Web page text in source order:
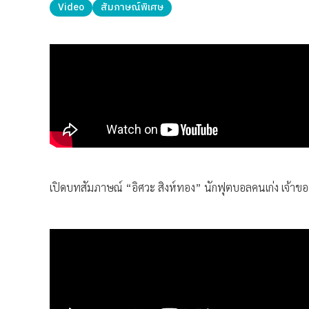
Video สัมภาษณ์พิเศษ
เปิดบทสัมภาษณ์ “อิศวะ สิงห์ทอง” นักฟุตบอลคนเก่ง เจ้าขอ